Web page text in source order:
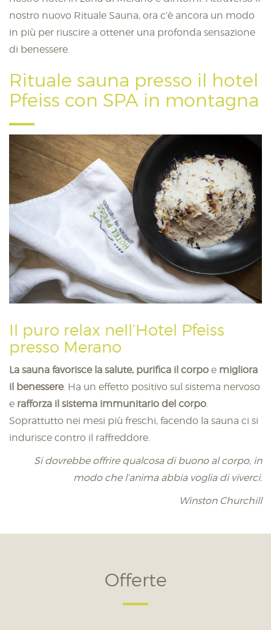
nostro nuovo Rituale Sauna, ora c’è ancora un modo
in più per riuscire a ottener una profonda sensazione
di benessere.
Rituale sauna presso il hotel
Pfeiss con SPA in montagna
Il puro relax nell’Hotel Pfeiss
presso Merano
La sauna favorisce la salute, purifica il corpo e migliora
il benessere. Ha un effetto positivo sul sistema nervoso
e rafforza il sistema immunitario del corpo
Soprattutto nei mesi più freschi, facendo la sauna ci si
indurisce contro il raffreddore.
Si dovrebbe offrire qualcosa di buono al corpo, in
modo che l’anima abbia voglia di viverci.
Winston Churchill
Offerte